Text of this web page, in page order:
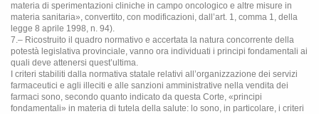
materia di sperimentazioni cliniche in campo oncologico e altre misure in
materia sanitaria», convertito, con modificazioni, dall’art. 1, comma 1, della
legge 8 aprile 1998, n. 94).
7.– Ricostruito il quadro normativo e accertata la natura concorrente della
potestà legislativa provinciale, vanno ora individuati i principi fondamentali ai
quali deve attenersi quest’ultima.
I criteri stabiliti dalla normativa statale relativi all’organizzazione dei servizi
farmaceutici e agli illeciti e alle sanzioni amministrative nella vendita dei
farmaci sono, secondo quanto indicato da questa Corte, «principi
fondamentali» in materia di tutela della salute: lo sono, in particolare, i criteri